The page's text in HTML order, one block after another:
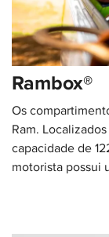
Rambox®
Os
Ram.
capacidade de
motorista possui